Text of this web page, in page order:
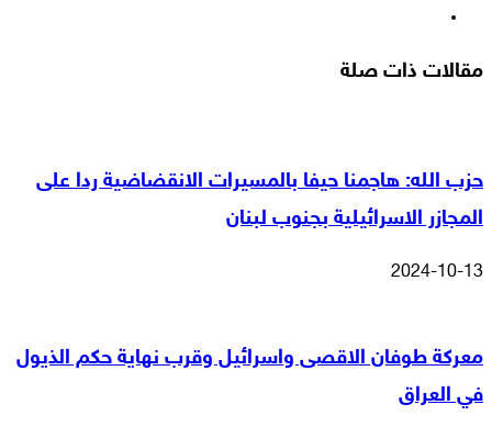
مقالات ذات صلة
حزب الله: هاجمنا حيفا بالمسيرات الانقضاضية ردا على
المجازر الاسرائيلية بجنوب لبنان
2024-10-13
معركة طوفان الاقصى واسرائيل وقرب نهاية حكم الذيول
في العراق